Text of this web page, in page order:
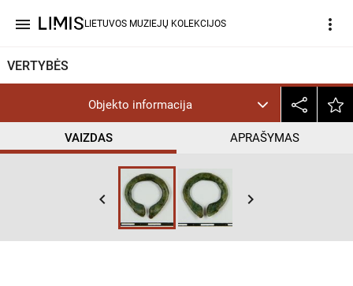
menu LIETUVOS MUZIEJŲ KOLEKCIJOS more_vert
VERTYBĖS
Objekto informacija
VAIZDAS APRAŠYMAS
keyboard_arrow_left keyboard_arrow_right